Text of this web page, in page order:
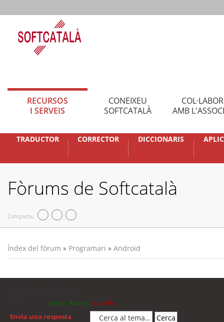
RECURSOS
I SERVEIS
CONEIXEU
SOFTCATALÀ
AMB
TRADUCTOR CORRECTOR DICCIONARIS
Fòrums de Softcatalà
Compartiu
Índex del fòrum » Programari » Android
jordis Andreu cubells
Envia una resposta